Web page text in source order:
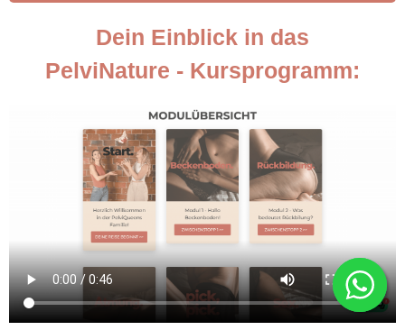
Dein Einblick in das
PelviNature - Kursprogramm: